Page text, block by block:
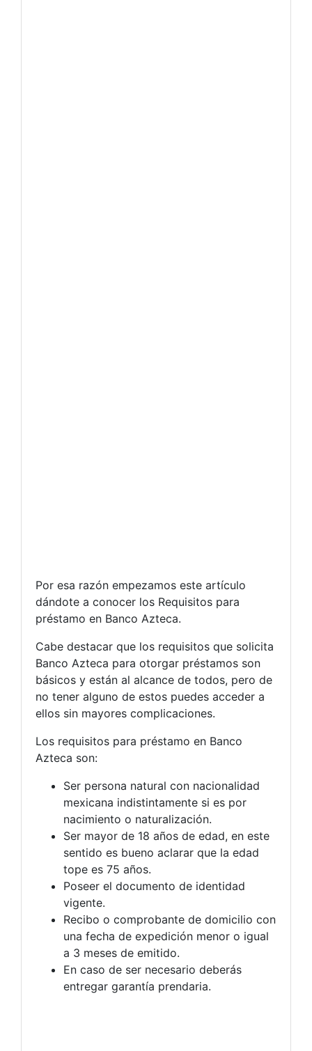
Por esa razón empezamos este artículo
dándote a conocer los Requisitos para
préstamo en Banco Azteca.
Cabe destacar que los requisitos que solicita
Banco Azteca para otorgar préstamos son
básicos y están al alcance de todos, pero de
no tener alguno de estos puedes acceder a
ellos sin mayores complicaciones.
Los requisitos para préstamo en Banco
Azteca son:
Ser persona natural con nacionalidad
mexicana indistintamente si es por
nacimiento o naturalización.
Ser mayor de 18 años de edad, en este
sentido es bueno aclarar que la edad
tope es 75 años.
Poseer el documento de identidad
vigente.
Recibo o comprobante de domicilio con
una fecha de expedición menor o igual
a 3 meses de emitido.
En caso de ser necesario deberás
entregar garantía prendaria.